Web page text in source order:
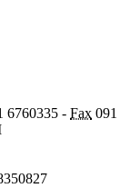
6760335 - Fax 091